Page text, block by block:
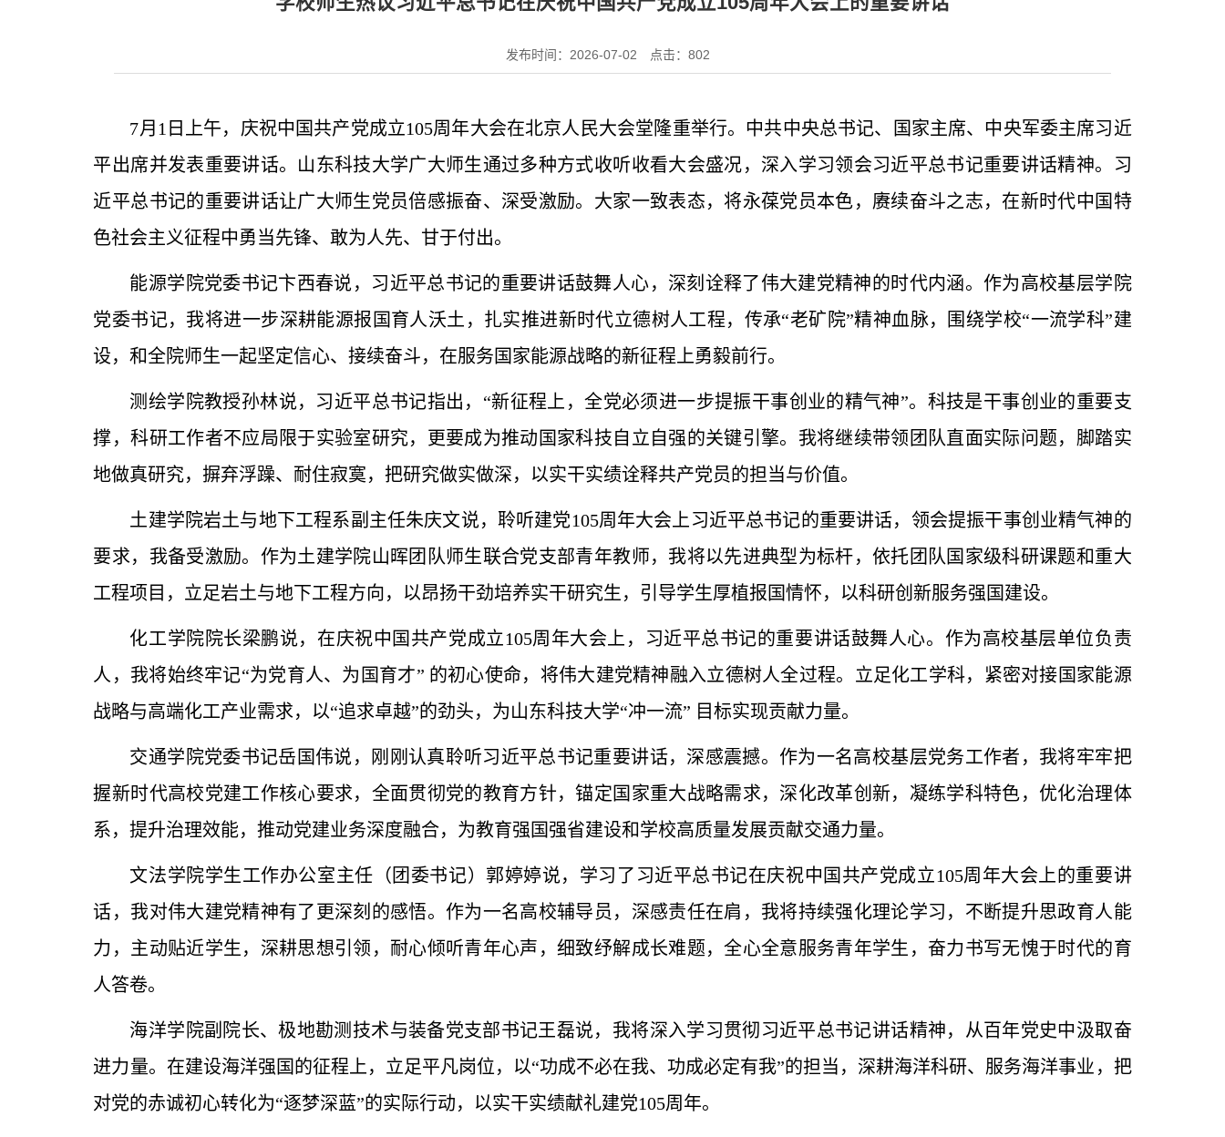
发布时间：2026-07-02 点击： 802
7月1日上午，庆祝中国共产党成立105周年大会在北京人民大会堂隆重举行。中共中央总书记、国家主席、中央军委主席习近
平出席并发表重要讲话。山东科技大学广大师生通过多种方式收听收看大会盛况，深入学习领会习近平总书记重要讲话精神。习
近平总书记的重要讲话让广大师生党员倍感振奋、深受激励。大家一致表态，将永葆党员本色，赓续奋斗之志，在新时代中国特
色社会主义征程中勇当先锋、敢为人先、甘于付出。
能源学院党委书记卞西春说，习近平总书记的重要讲话鼓舞人心，深刻诠释了伟大建党精神的时代内涵。作为高校基层学院
党委书记，我将进一步深耕能源报国育人沃土，扎实推进新时代立德树人工程，传承“老矿院”精神血脉，围绕学校“一流学科”建
设，和全院师生一起坚定信心、接续奋斗，在服务国家能源战略的新征程上勇毅前行。
测绘学院教授孙林说，习近平总书记指出，“新征程上，全党必须进一步提振干事创业的精气神”。科技是干事创业的重要支
撑，科研工作者不应局限于实验室研究，更要成为推动国家科技自立自强的关键引擎。我将继续带领团队直面实际问题，脚踏实
地做真研究，摒弃浮躁、耐住寂寞，把研究做实做深，以实干实绩诠释共产党员的担当与价值。
土建学院岩土与地下工程系副主任朱庆文说，聆听建党105周年大会上习近平总书记的重要讲话，领会提振干事创业精气神的
要求，我备受激励。作为土建学院山晖团队师生联合党支部青年教师，我将以先进典型为标杆，依托团队国家级科研课题和重大
工程项目，立足岩土与地下工程方向，以昂扬干劲培养实干研究生，引导学生厚植报国情怀，以科研创新服务强国建设。
化工学院院长梁鹏说，在庆祝中国共产党成立105周年大会上，习近平总书记的重要讲话鼓舞人心。作为高校基层单位负责
人，我将始终牢记“为党育人、为国育才” 的初心使命，将伟大建党精神融入立德树人全过程。立足化工学科，紧密对接国家能源
战略与高端化工产业需求，以“追求卓越”的劲头，为山东科技大学“冲一流” 目标实现贡献力量。
交通学院党委书记岳国伟说，刚刚认真聆听习近平总书记重要讲话，深感震撼。作为一名高校基层党务工作者，我将牢牢把
握新时代高校党建工作核心要求，全面贯彻党的教育方针，锚定国家重大战略需求，深化改革创新，凝练学科特色，优化治理体
系，提升治理效能，推动党建业务深度融合，为教育强国强省建设和学校高质量发展贡献交通力量。
文法学院学生工作办公室主任（团委书记）郭婷婷说，学习了习近平总书记在庆祝中国共产党成立105周年大会上的重要讲
话，我对伟大建党精神有了更深刻的感悟。作为一名高校辅导员，深感责任在肩，我将持续强化理论学习，不断提升思政育人能
力，主动贴近学生，深耕思想引领，耐心倾听青年心声，细致纾解成长难题，全心全意服务青年学生，奋力书写无愧于时代的育
人答卷。
海洋学院副院长、极地勘测技术与装备党支部书记王磊说，我将深入学习贯彻习近平总书记讲话精神，从百年党史中汲取奋
进力量。在建设海洋强国的征程上，立足平凡岗位，以“功成不必在我、功成必定有我”的担当，深耕海洋科研、服务海洋事业，把
对党的赤诚初心转化为“逐梦深蓝”的实际行动，以实干实绩献礼建党105周年。